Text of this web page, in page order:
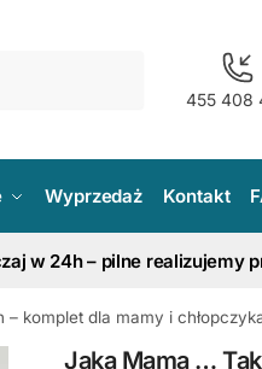
455 408
Wyprzedaż Kontakt
w 24h – pilne realizujemy
komplet dla mamy i
Jaka Mama …